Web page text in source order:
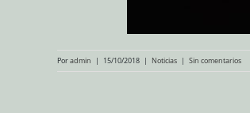
Poradmin | 15/10/2018 | Noticias | Sin comentarios